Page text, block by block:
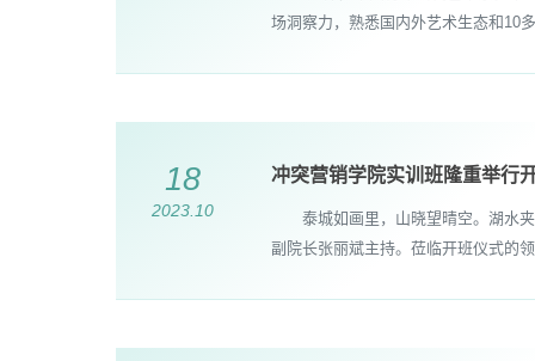
场洞察力，熟悉国内外艺术生态和10
18
2023.10
冲突营销学院实训班隆重举行
泰城如画里，山晓望晴空。湖水夹
副院长张丽斌主持。莅临开班仪式的